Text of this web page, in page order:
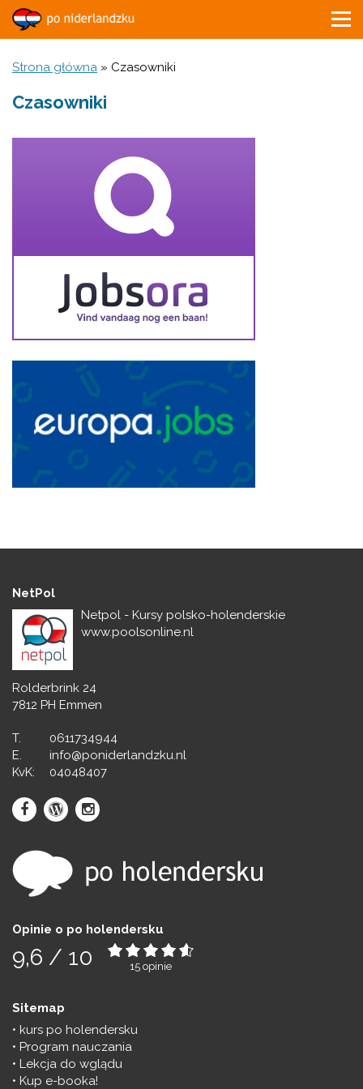
Strona główna » Czasowniki
Czasowniki
NetPol
Netpol - Kursy polsko-holenderskie
www.poolsonline.nl
Rolderbrink 24
7812 PH Emmen
T.
0611734944
E.
info@poniderlandzku.nl
KvK:
04048407
Opinie o po holendersku
9,6 / 10 15 opinie
Sitemap
kurs po holendersku
Program nauczania
Lekcja do wglądu
Kup e-booka!